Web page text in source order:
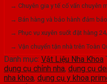
số
lượng
→ Chuyên gia y tế cố vấn chuyên
→ Bán hàng và bảo hành đảm
→ Phục vụ xuyên suốt đặt hàng
→ Vận chuyển tận nhà trên Toàn
Danh mục: Vật Liệu Nha Khoa
dụng cụ chỉnh nha, dụng cụ
nha khoa, dụng cụ y khoa